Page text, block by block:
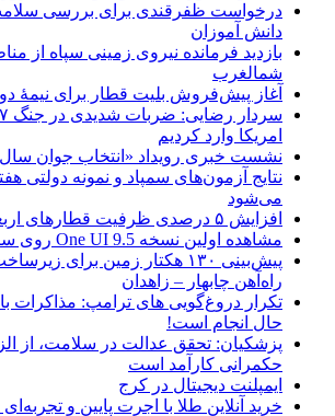
درخواست ظفرقندی برای بررسی
دانش آموزان
بازدید فرمانده نیروی زمینی سپاه از
شمالغرب
آغاز پیش‌فروش بلیت قطار برای نیمۀ
امریکا وارد کردیم
نشست خبری رویداد «انتخاب جوان
نتایج آزمون‌های سمپاد و نمونه دولتی
می‌شود
افزایش ۵ درصدی ظرفیت قطارهای اربعین
مشاهده اولین نسخه One UI 9.5 روی سرورهای سامسونگ
پیش‌بینی ۱۳۰ هکتار زمین برای
راه‌آهن چابهار – زاهدان
تکرار دروغ‌گویی های ترامپ: مذاکرات با
حال انجام است!
پزشکیان: تحقق عدالت در سلامت، از
حکمرانی کارآمد است
ایمپلنت دیجیتال در کرج
خرید آنلاین طلا با اجرت پایین و